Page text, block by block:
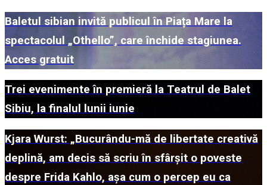
Baletul sibian invită publicul în Piața Mare la
spectacolul „Othello”, care închide stagiunea.
Acces gratuit
Trei evenimente în premieră la Teatrul de Balet
Sibiu, la finalul lunii iunie
Kjara Wurst: „Bucurându-mă de libertate creativă
deplină, am decis să scriu în sfârșit o poveste
despre Frida Kahlo, așa cum o percep eu ca